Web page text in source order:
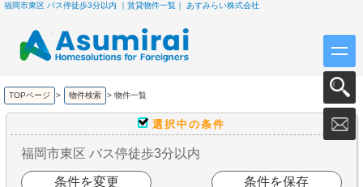
福岡市東区 バス停徒歩3分以内 ｜賃貸物件一覧｜ あすみらい株式会社
TOPページ > 物件検索 > 物件一覧
選択中の条件
福岡市東区 バス停徒歩3分以内
条件を変更 条件を保存